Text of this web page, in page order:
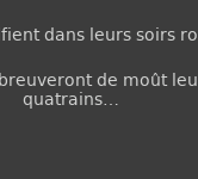
dans leurs soirs
de moût
quatrains…